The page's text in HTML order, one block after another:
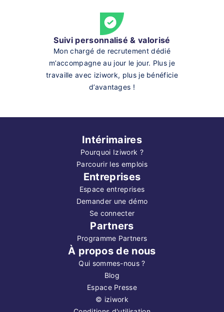
Suivi personnalisé & valorisé
Mon chargé de recrutement dédié
m’accompagne au jour le jour. Plus je
travaille avec iziwork, plus je bénéficie
d’avantages !
Intérimaires
Pourquoi Iziwork ?
Parcourir les emplois
Entreprises
Espace entreprises
Demander une démo
Se connecter
Partners
Programme Partners
À propos de nous
Qui sommes-nous ?
Blog
Espace Presse
© iziwork